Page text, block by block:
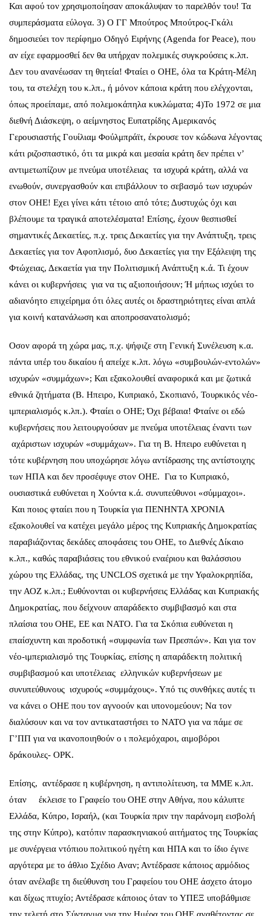
Και αφού τον χρησιμοποίησαν αποκάλυψαν το παρελθόν του! Τα
συμπεράσματα εύλογα. 3) Ο ΓΓ Μπούτρος Μπούτρος-Γκάλι
δημοσιεύει τον περίφημο Οδηγό Ειρήνης (Agenda for Peace), που
αν είχε εφαρμοσθεί δεν θα υπήρχαν πολεμικές συγκρούσεις κ.λπ.
Δεν του ανανέωσαν τη θητεία! Φταίει ο ΟΗΕ, όλα τα Κράτη-Μέλη
του, τα στελέχη του κ.λπ., ή μόνον κάποια κράτη που ελέγχονται,
όπως προείπαμε, από πολεμοκάπηλα κυκλώματα; 4)Το 1972 σε μια
διεθνή Διάσκεψη, ο αείμνηστος Ευπατρίδης Αμερικανός
Γερουσιαστής Γουίλιαμ Φούλμπράϊτ, έκρουσε τον κώδωνα λέγοντας
κάτι ριζοσπαστικό, ότι τα μικρά και μεσαία κράτη δεν πρέπει ν’
αντιμετωπίζουν με πνεύμα υποτέλειας τα ισχυρά κράτη, αλλά να
ενωθούν, συνεργασθούν και επιβάλλουν το σεβασμό των ισχυρών
στον ΟΗΕ! Εχει γίνει κάτι τέτοιο από τότε; Δυστυχώς όχι και
βλέπουμε τα τραγικά αποτελέσματα! Επίσης, έχουν θεσπισθεί
σημαντικές Δεκαετίες, π.χ. τρεις Δεκαετίες για την Ανάπτυξη, τρεις
Δεκαετίες για τον Αφοπλισμό, δυο Δεκαετίες για την Εξάλειψη της
Φτώχειας, Δεκαετία για την Πολιτισμική Ανάπτυξη κ.ά. Τι έχουν
κάνει οι κυβερνήσεις για να τις αξιοποιήσουν; Ή μήπως ισχύει το
αδιανόητο επιχείρημα ότι όλες αυτές οι δραστηριότητες είναι απλά
για κοινή κατανάλωση και αποπροσανατολισμό;
Οσον αφορά τη χώρα μας, π.χ. ψήφιζε στη Γενική Συνέλευση κ.α.
πάντα υπέρ του δικαίου ή απείχε κ.λπ. λόγω «συμβουλών-εντολών»
ισχυρών «συμμάχων»; Και εξακολουθεί αναφορικά και με ζωτικά
εθνικά ζητήματα (Β. Ηπειρο, Κυπριακό, Σκοπιανό, Τουρκικός νέο-
ιμπεριαλισμός κ.λπ.). Φταίει ο ΟΗΕ; Όχι βέβαια! Φταίνε οι εδώ
κυβερνήσεις που λειτουργούσαν με πνεύμα υποτέλειας έναντι των
αχάριστων ισχυρών «συμμάχων». Για τη Β. Ηπειρο ευθύνεται η
τότε κυβέρνηση που υποχώρησε λόγω αντίδρασης της αντίστοιχης
των ΗΠΑ και δεν προσέφυγε στον ΟΗΕ. Για το Κυπριακό,
ουσιαστικά ευθύνεται η Χούντα κ.ά. συνυπεύθυνοι «σύμμαχοι».
Και ποιος φταίει που η Τουρκία για ΠΕΝΗΝΤΑ ΧΡΟΝΙΑ
εξακολουθεί να κατέχει μεγάλο μέρος της Κυπριακής Δημοκρατίας
παραβιάζοντας δεκάδες αποφάσεις του ΟΗΕ, το Διεθνές Δίκαιο
κ.λπ., καθώς παραβιάσεις του εθνικού εναέριου και θαλάσσιου
χώρου της Ελλάδας, της UNCLOS σχετικά με την Υφαλοκρηπίδα,
την ΑΟΖ κ.λπ.; Ευθύνονται οι κυβερνήσεις Ελλάδας και Κυπριακής
Δημοκρατίας, που δείχνουν απαράδεκτο συμβιβασμό και στα
πλαίσια του ΟΗΕ, ΕΕ και ΝΑΤΟ. Για τα Σκόπια ευθύνεται η
επαίσχυντη και προδοτική «συμφωνία των Πρεσπών». Και για τον
νέο-ιμπεριαλισμό της Τουρκίας, επίσης η απαράδεκτη πολιτική
συμβιβασμού και υποτέλειας ελληνικών κυβερνήσεων με
συνυπεύθυνους ισχυρούς «συμμάχους». Υπό τις συνθήκες αυτές τι
να κάνει ο ΟΗΕ που τον αγνοούν και υπονομεύουν; Να τον
διαλύσουν και να τον αντικαταστήσει το ΝΑΤΟ για να πάμε σε
Γ’ΠΠ για να ικανοποιηθούν ο ι πολεμόχαροι, αιμοβόροι
δράκουλες- ΟΡΚ.
Επίσης, αντέδρασε η κυβέρνηση, η αντιπολίτευση, τα ΜΜΕ κ.λπ.
όταν έκλεισε το Γραφείο του ΟΗΕ στην Αθήνα, που κάλυπτε
Ελλάδα, Κύπρο, Ισραήλ, (και Τουρκία πριν την παράνομη εισβολή
της στην Κύπρο), κατόπιν παρασκηνιακού αιτήματος της Τουρκίας
με συνέργεια ντόπιου πολιτικού ηγέτη και ΗΠΑ και το ίδιο έγινε
αργότερα με το άθλιο Σχέδιο Αναν; Αντέδρασε κάποιος αρμόδιος
όταν ανέλαβε τη διεύθυνση του Γραφείου του ΟΗΕ άσχετο άτομο
και δίχως πτυχίο; Αντέδρασε κάποιος όταν το ΥΠΕΞ υποβάθμισε